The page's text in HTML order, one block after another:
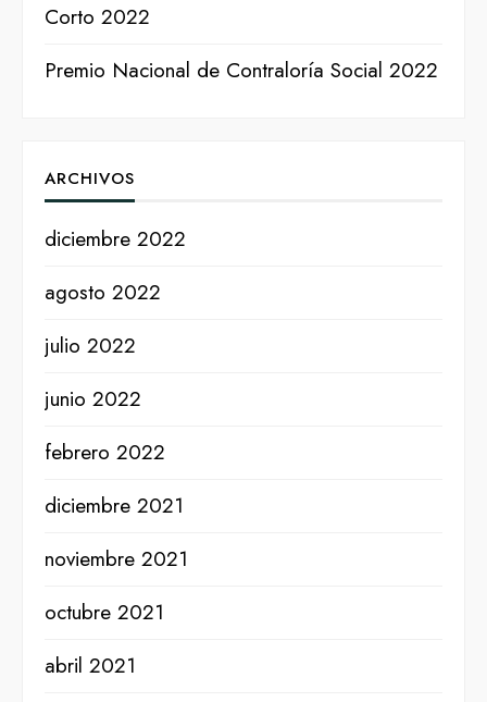
Corto 2022
Premio Nacional de Contraloría Social 2022
ARCHIVOS
diciembre 2022
agosto 2022
julio 2022
junio 2022
febrero 2022
diciembre 2021
noviembre 2021
octubre 2021
abril 2021